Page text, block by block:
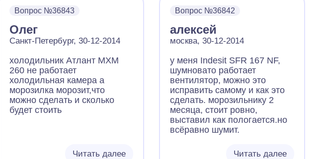
Вопрос №36843
Олег
Санкт-Петербург, 30-12-2014
холодильник Атлант МХМ
260 не работает
холодильная камера а
морозилка морозит,что
можно сделать и сколько
будет стоить
Читать далее
Вопрос №36842
алексей
москва, 30-12-2014
у меня Indesit SFR 167 NF,
шумновато работает
вентилятор, можно это
исправить самому и как это
сделать. морозильнику 2
месяца, стоит ровно,
выставил как пологается.но
всёравно шумит.
Читать далее